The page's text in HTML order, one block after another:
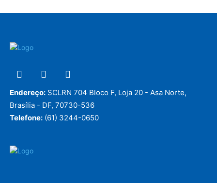
Endereço: SCLRN 704 Bloco F, Loja 20 - Asa Norte,
Brasília - DF, 70730-536
Telefone: (61) 3244-0650